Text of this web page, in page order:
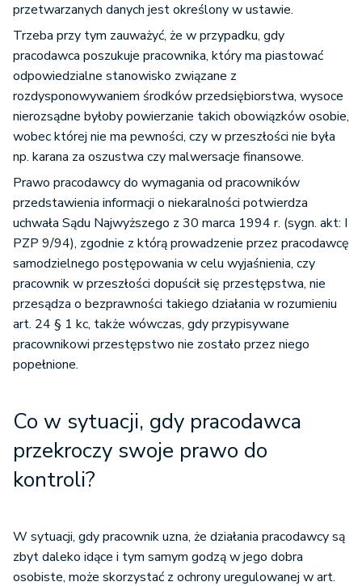
przetwarzanych danych jest określony w ustawie.
Trzeba przy tym zauważyć, że w przypadku, gdy
pracodawca poszukuje pracownika, który ma piastować
odpowiedzialne stanowisko związane z
rozdysponowywaniem środków przedsiębiorstwa, wysoce
nierozsądne byłoby powierzanie takich obowiązków osobie,
wobec której nie ma pewności, czy w przeszłości nie była
np. karana za oszustwa czy malwersacje finansowe.
Prawo pracodawcy do wymagania od pracowników
przedstawienia informacji o niekaralności potwierdza
uchwała Sądu Najwyższego z 30 marca 1994 r. (sygn. akt: I
PZP 9/94), zgodnie z którą prowadzenie przez pracodawcę
samodzielnego postępowania w celu wyjaśnienia, czy
pracownik w przeszłości dopuścił się przestępstwa, nie
przesądza o bezprawności takiego działania w rozumieniu
art. 24 § 1 kc, także wówczas, gdy przypisywane
pracownikowi przestępstwo nie zostało przez niego
popełnione.
Co w sytuacji, gdy pracodawca
przekroczy swoje prawo do
kontroli?
W sytuacji, gdy pracownik uzna, że działania pracodawcy są
zbyt daleko idące i tym samym godzą w jego dobra
osobiste, może skorzystać z ochrony uregulowanej w art.